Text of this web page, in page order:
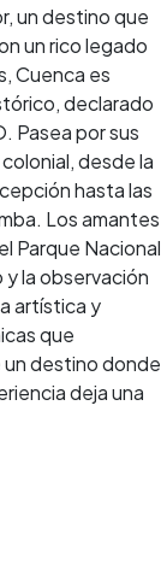
un destino que
un rico legado
Cuenca es
declarado
Pasea por sus
desde la
hasta las
Los amantes
Parque Nacional
la observación
artística y
que
destino donde
deja una